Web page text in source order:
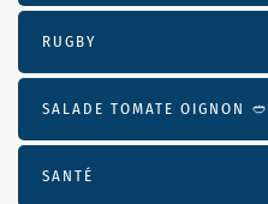
RUGBY
SALADE TOMATE OIGNON 🥙
SANTÉ